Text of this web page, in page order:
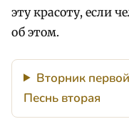
эту красоту, если
об этом.
Вторник
Песнь вторая